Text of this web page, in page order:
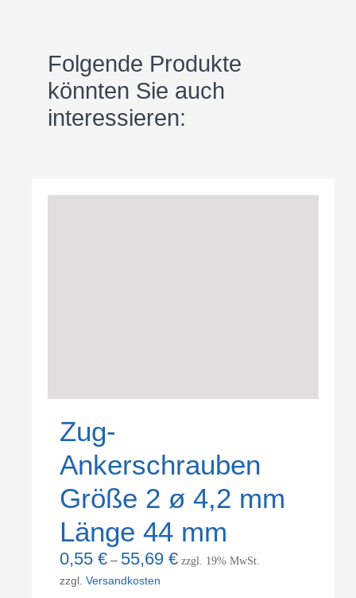
Folgende Produkte
könnten Sie auch
interessieren:
Zug-
Ankerschrauben
Größe 2 ø 4,2 mm
Länge 44 mm
0,55 € – 55,69 € zzgl. 19% MwSt.
zzgl. Versandkosten